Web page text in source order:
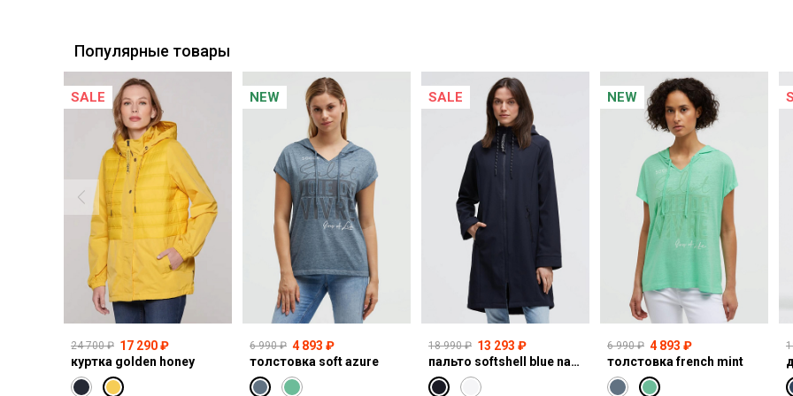
Самовывоз из пункта выдачи СДЭК
Популярные товары
SALE
24 700 ₽ 17 290 ₽
куртка golden honey
NEW
6 990 ₽ 4 893 ₽
толстовка soft azure
SALE
18 990 ₽ 13 293 ₽
пальто softshell blue navy
NEW
6 990 ₽ 4 893 ₽
толстовка french mint